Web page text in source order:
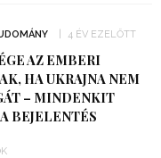
4 ÉV EZELŐTT
AZ EMBERI
HA UKRAJNA NEM
– MINDENKIT
BEJELENTÉS